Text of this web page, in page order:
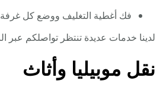
فك أغطية التغليف ووضع كل غرفة
لدينا خدمات عديدة تنتظر تواصلكم عبر الرقم
نقل موبيليا وأثاث